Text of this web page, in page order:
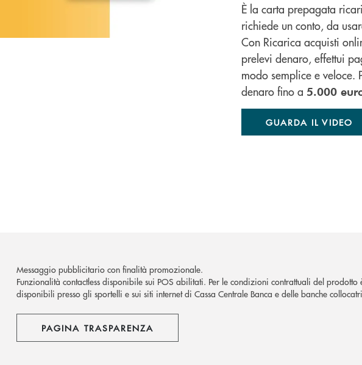
È la carta prepagata
richiede un conto, da
Con Ricarica acquisti
prelevi denaro, effettui
modo semplice e veloce.
denaro fino a 5.000
GUARDA IL VIDEO
Messaggio pubblicitario con finalità promozionale.
Funzionalità contactless disponibile sui POS abilitati. Per le condizioni contrattuali del
disponibili presso gli sportelli e sui siti internet di Cassa Centrale Banca e delle banche
PAGINA TRASPARENZA